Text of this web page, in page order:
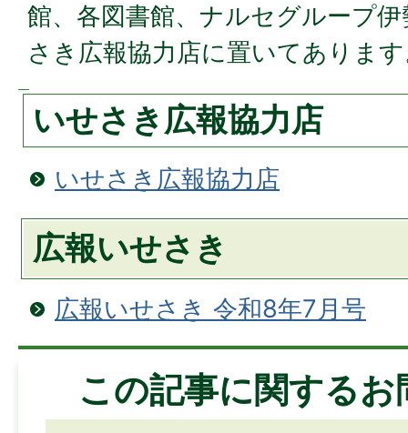
館、各図書館、ナルセグループ
さき広報協⼒店に置いてありま
いせさき広報協⼒店
いせさき広報協力店
広報いせさき
広報いせさき 令和8年7月号
この記事に関する